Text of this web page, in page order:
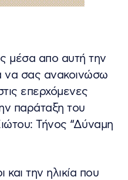
μέσα απο αυτή την
να σας ανακοινώσω
επερχόμενες
παράταξη του
Τήνος “Δύναμη
και την ηλικία που